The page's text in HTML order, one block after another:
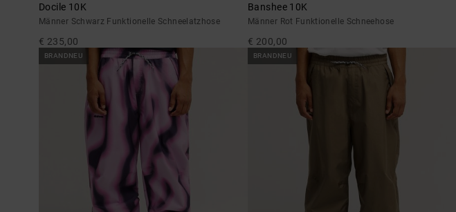
Docile 10K
Männer Schwarz Funktionelle Schneelatzhose
€ 235,00
Banshee 10K
Männer Rot Funktionelle Schneehose
€ 200,00
BRANDNEU BRANDNEU